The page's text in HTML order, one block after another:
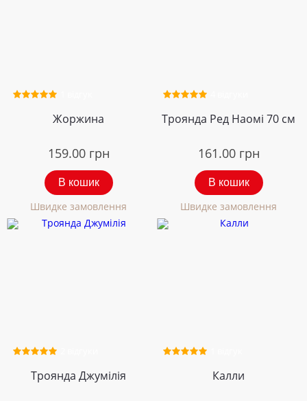
Жоржина
159.00 грн
В кошик
Швидке замовлення
Троянда Ред Наомі 70 см
161.00 грн
В кошик
Швидке замовлення
Троянда Джумілія Калли